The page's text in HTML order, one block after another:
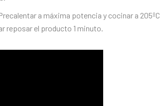
a máxima potencia y cocinar a 205ºC
reposar el producto 1 minuto.